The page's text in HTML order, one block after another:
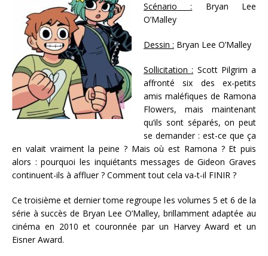
Scénario : Bryan Lee
O’Malley
Dessin : Bryan Lee O’Malley
Sollicitation : Scott Pilgrim a
affronté six des ex-petits
amis maléfiques de Ramona
Flowers, mais maintenant
qu’ils sont séparés, on peut
se demander : est-ce que ça
en valait vraiment la peine ? Mais où est Ramona ? Et puis
alors : pourquoi les inquiétants messages de Gideon Graves
continuent-ils à affluer ? Comment tout cela va-t-il FINIR ?
Ce troisième et dernier tome regroupe les volumes 5 et 6 de la
série à succès de Bryan Lee O’Malley, brillamment adaptée au
cinéma en 2010 et couronnée par un Harvey Award et un
Eisner Award.